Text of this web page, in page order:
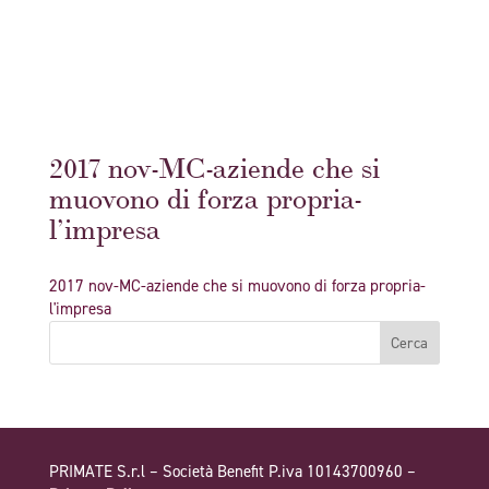
2017 nov-MC-aziende che si
muovono di forza propria-
l’impresa
2017 nov-MC-aziende che si muovono di forza propria-
l'impresa
PRIMATE S.r.l – Società Benefit P.iva 10143700960 –